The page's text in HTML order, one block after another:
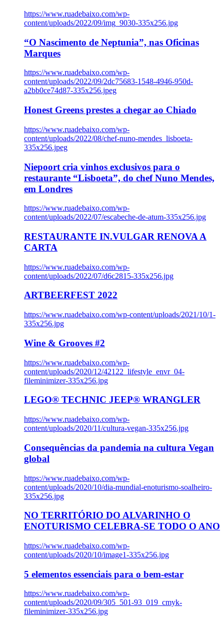
https://www.ruadebaixo.com/wp-
content/uploads/2022/09/img_9030-335x256.jpg
“O Nascimento de Neptunia”, nas Oficinas
Marques
https://www.ruadebaixo.com/wp-
content/uploads/2022/09/2dc75683-1548-4946-950d-
a2bb0ce74d87-335x256.jpeg
Honest Greens prestes a chegar ao Chiado
https://www.ruadebaixo.com/wp-
content/uploads/2022/08/chef-nuno-mendes_lisboeta-
335x256.jpeg
Niepoort cria vinhos exclusivos para o
restaurante “Lisboeta”, do chef Nuno Mendes,
em Londres
https://www.ruadebaixo.com/wp-
content/uploads/2022/07/escabeche-de-atum-335x256.jpg
RESTAURANTE IN.VULGAR RENOVA A
CARTA
https://www.ruadebaixo.com/wp-
content/uploads/2022/07/d6c2815-335x256.jpg
ARTBEERFEST 2022
https://www.ruadebaixo.com/wp-content/uploads/2021/10/1-
335x256.jpg
Wine & Grooves #2
https://www.ruadebaixo.com/wp-
content/uploads/2020/12/42122_lifestyle_envr_04-
fileminimizer-335x256.jpg
LEGO® TECHNIC JEEP® WRANGLER
https://www.ruadebaixo.com/wp-
content/uploads/2020/11/cultura-vegan-335x256.jpg
Consequências da pandemia na cultura Vegan
global
https://www.ruadebaixo.com/wp-
content/uploads/2020/10/dia-mundial-enoturismo-soalheiro-
335x256.jpg
NO TERRITÓRIO DO ALVARINHO O
ENOTURISMO CELEBRA-SE TODO O ANO
https://www.ruadebaixo.com/wp-
content/uploads/2020/10/image1-335x256.jpg
5 elementos essenciais para o bem-estar
https://www.ruadebaixo.com/wp-
content/uploads/2020/09/305_501-93_019_cmyk-
fileminimizer-335x256.jpg